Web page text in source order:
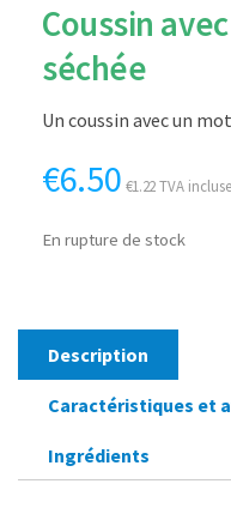
Coussin
séchée
Un coussin avec un
€6.50 €1.22TVA incluse
En rupture de stock
Description
Caractéristiques et
Ingrédients